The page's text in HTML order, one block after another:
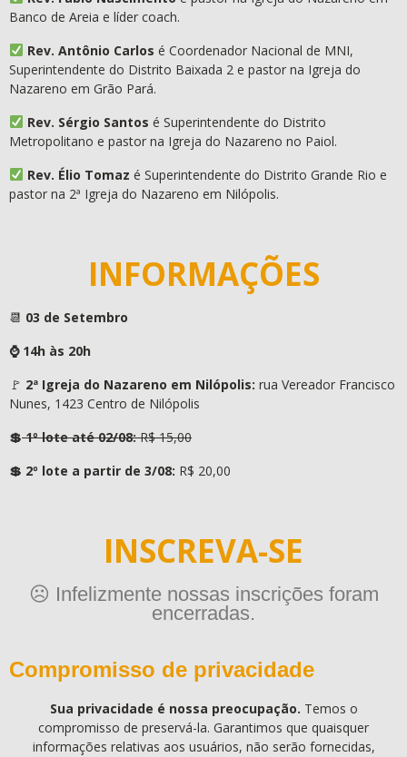
Banco de Areia e líder coach.
Rev. Antônio Carlos é Coordenador Nacional de MNI,
Superintendente do Distrito Baixada 2 e pastor na Igreja do
Nazareno em Grão Pará.
Rev. Sérgio Santos é Superintendente do Distrito
Metropolitano e pastor na Igreja do Nazareno no Paiol.
Rev. Élio Tomaz é Superintendente do Distrito Grande Rio e
pastor na 2ª Igreja do Nazareno em Nilópolis.
INFORMAÇÕES
📆 03 de Setembro
⌚ 14h às 20h
🚩 2ª Igreja do Nazareno em Nilópolis: rua Vereador Francisco
Nunes, 1423 Centro de Nilópolis
💲1º lote até 02/08:R$ 15,00
💲 2º lote a partir de 3/08: R$ 20,00
INSCREVA-SE
☹️ Infelizmente nossas inscrições foram
encerradas.
Compromisso de privacidade
Sua privacidade é nossa preocupação. Temos o
compromisso de preservá-la. Garantimos que quaisquer
informações relativas aos usuários, não serão fornecidas,